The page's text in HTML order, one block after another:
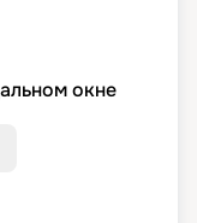
окне